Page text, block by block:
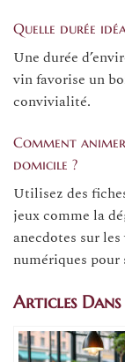
Quelle durée
Une durée
vin favorise un
convivialité.
Comment
domicile ?
Utilisez des
jeux comme la
anecdotes sur
numériques
Articles Dans